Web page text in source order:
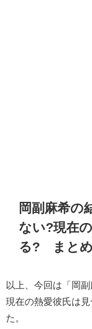
岡副麻希の
ない?現在
る? まとめ
以上、今回は「 岡
現在の熱愛彼氏は見
た。